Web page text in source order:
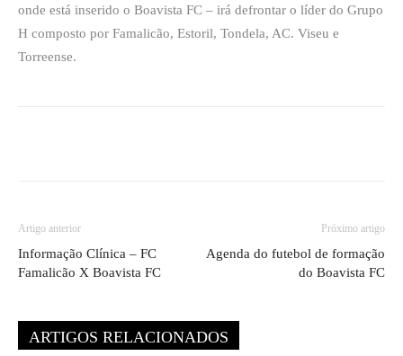
onde está inserido o Boavista FC – irá defrontar o líder do Grupo
H composto por Famalicão, Estoril, Tondela, AC. Viseu e
Torreense.
Artigo anterior
Informação Clínica – FC
Famalicão X Boavista FC
Próximo artigo
Agenda do futebol de formação
do Boavista FC
ARTIGOS RELACIONADOS